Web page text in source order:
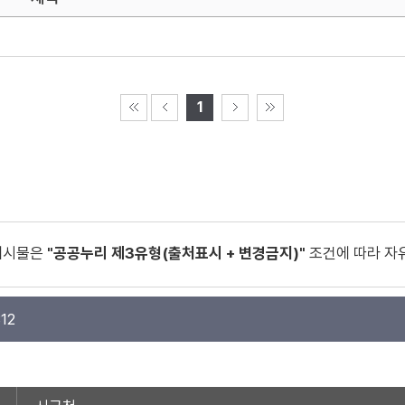
1
물은 "공공누리 제3유형(출처표시 + 변경금지)" 조건에 따라 자